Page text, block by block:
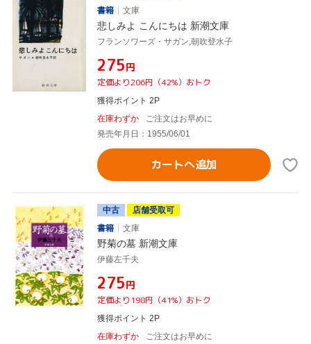
書籍
文庫
悲しみよ こんにちは 新潮文庫
フランソワーズ・サガン,朝吹登水子
¥275円
定価より206円（42%）おトク
獲得ポイント 2P
在庫わずか
ご注文はお早めに
発売年月日：1955/06/01
カートへ追加
中古
店舗受取可
書籍
文庫
野菊の墓 新潮文庫
伊藤左千夫
¥275円
定価より198円（41%）おトク
獲得ポイント 2P
在庫わずか
ご注文はお早めに